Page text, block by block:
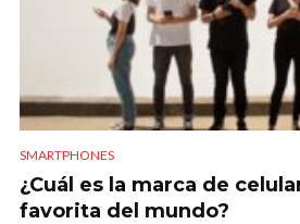
SMARTPHONES
¿Cuál es la marca de
favorita del mundo?